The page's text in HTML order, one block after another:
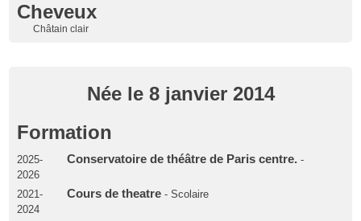
Cheveux
Châtain clair
Née le 8 janvier 2014
Formation
2025-
2026
Conservatoire de théâtre de Paris centre.-
2021-
2024
Cours de theatre- Scolaire